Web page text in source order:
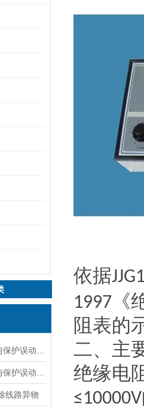
线路异物
依据
1997 《
阻表的
二、主
绝缘电
≤10000V